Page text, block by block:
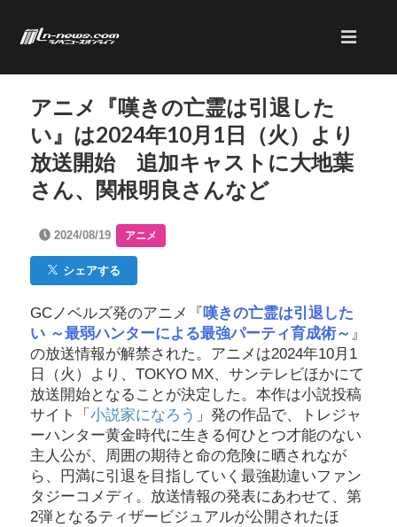
アニメ『嘆きの亡霊は引退した
い』は2024年10月1日（火）より
放送開始 追加キャストに大地葉
さん、関根明良さんなど
2024/08/19 アニメ
シェアする
GCノベルズ発のアニメ『 嘆きの亡霊は引退した
い ～最弱ハンターによる最強パーティ育成術～ 』
の放送情報が解禁された。アニメは2024年10月1
日（火）より、TOKYO MX、サンテレビほかにて
放送開始となることが決定した。本作は小説投稿
サイト「 小説家になろう 」発の作品で、トレジャ
ーハンター黄金時代に生きる何ひとつ才能のない
主人公が、周囲の期待と命の危険に晒されなが
ら、円満に引退を目指していく最強勘違いファン
タジーコメディ。放送情報の発表にあわせて、第
2弾となるティザービジュアルが公開されたほ